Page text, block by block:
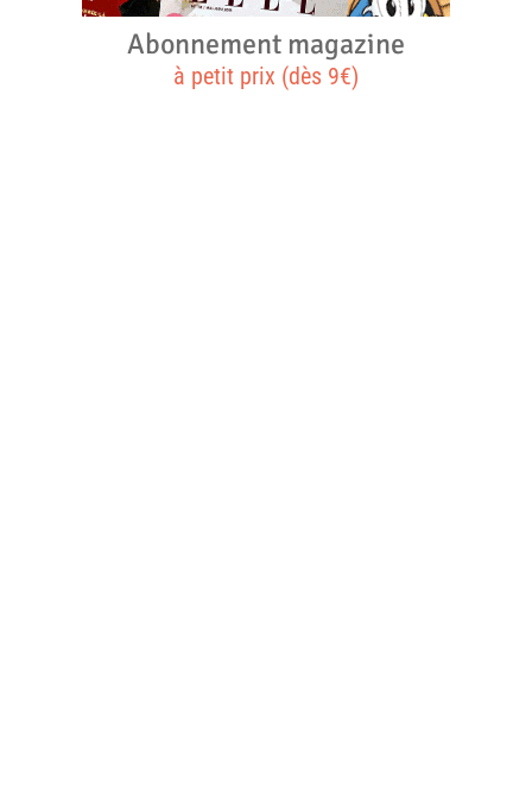
Abonnement magazine
à petit prix (dès 9€)